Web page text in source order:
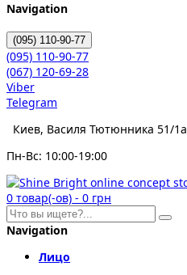
Navigation
(095) 110-90-77
(095) 110-90-77
(067) 120-69-28
Viber
Telegram
Киев, Василя Тютюнника 51/1а
Пн-Вс: 10:00-19:00
0 товар(-ов) - 0 грн
Navigation
Лицо